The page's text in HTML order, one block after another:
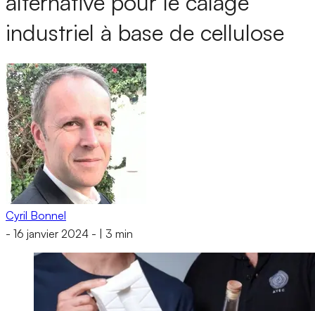
industriel à base de cellulose
Cyril Bonnel
- 16 janvier 2024 - 3 min